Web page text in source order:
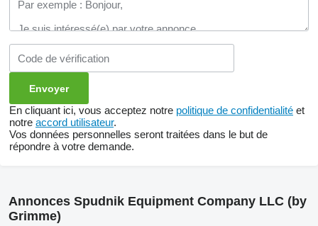
En cliquant ici, vous acceptez notre politique de confidentialité et
notre accord utilisateur.
Vos données personnelles seront traitées dans le but de
répondre à votre demande.
Annonces Spudnik Equipment Company LLC (by
Grimme)